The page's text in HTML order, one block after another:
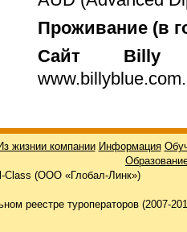
Проживание (в
Cайт
жизнии компании Информация
Class (ООО «Глобал-Линк»)
реестре туроператоров (2007-